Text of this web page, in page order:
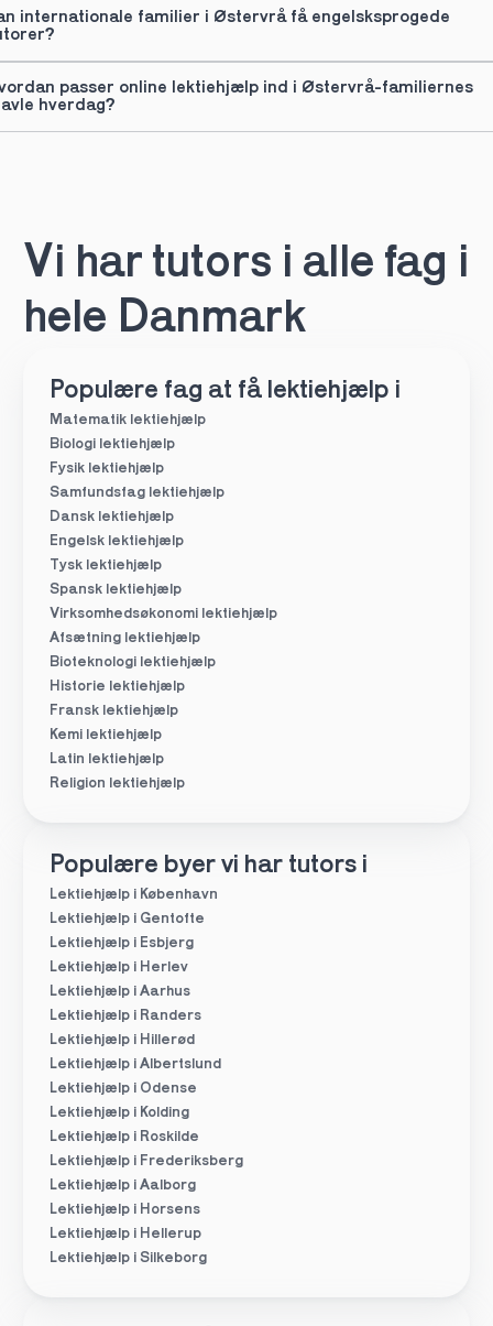
internationale familier i Østervrå få engelsksprogede
passer online lektiehjælp ind i Østervrå-familiernes
hverdag?
Vi har tutors i alle fag i
hele Danmark
Populære fag at få lektiehjælp i
Matematik lektiehjælp
Biologi lektiehjælp
Fysik lektiehjælp
Samfundsfag lektiehjælp
Dansk lektiehjælp
Engelsk lektiehjælp
Tysk lektiehjælp
Spansk lektiehjælp
Virksomhedsøkonomi lektiehjælp
Afsætning lektiehjælp
Bioteknologi lektiehjælp
Historie lektiehjælp
Fransk lektiehjælp
Kemi lektiehjælp
Latin lektiehjælp
Religion lektiehjælp
Populære byer vi har tutors i
Lektiehjælp i København
Lektiehjælp i Gentofte
Lektiehjælp i Esbjerg
Lektiehjælp i Herlev
Lektiehjælp i Aarhus
Lektiehjælp i Randers
Lektiehjælp i Hillerød
Lektiehjælp i Albertslund
Lektiehjælp i Odense
Lektiehjælp i Kolding
Lektiehjælp i Roskilde
Lektiehjælp i Frederiksberg
Lektiehjælp i Aalborg
Lektiehjælp i Horsens
Lektiehjælp i Hellerup
Lektiehjælp i Silkeborg